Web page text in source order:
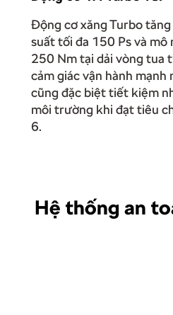
Động cơ xăng Turbo
suất tối đa 150 Ps và mô
250 Nm tại dải vòng tua
cảm giác vận hành mạnh
cũng đặc biệt tiết kiệm
môi trường khi đạt tiêu
6.
Hệ thống an